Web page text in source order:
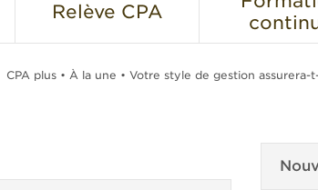
Relève CPA
CPA plus • À la une • Votre style de gestion